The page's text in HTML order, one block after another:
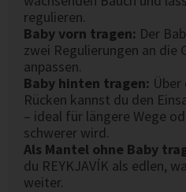
regulieren.
Baby vorn tragen: Der
zwei Regulierungen an die
anpassen.
Baby hinten tragen: Über
Rücken kannst du den
– ideal für längere Wege
schwerer wird.
Als Mantel ohne Baby
du REYKJAVÍK als edlen,
weiter.